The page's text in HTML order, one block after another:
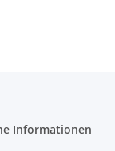
Informationen